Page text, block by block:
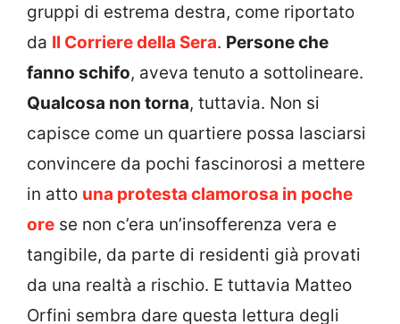
gruppi di estrema destra, come riportato
da Il Corriere della Sera. Persone che
fanno schifo, aveva tenuto a sottolineare.
Qualcosa non torna, tuttavia. Non si
capisce come un quartiere possa lasciarsi
convincere da pochi fascinorosi a mettere
in atto una protesta clamorosa in poche
ore se non c’era un’insofferenza vera e
tangibile, da parte di residenti già provati
da una realtà a rischio. E tuttavia Matteo
Orfini sembra dare questa lettura degli